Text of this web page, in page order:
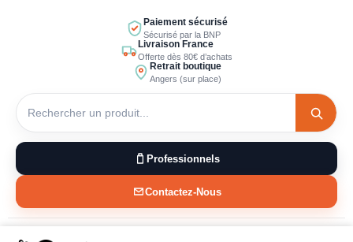
Paiement sécurisé
Sécurisé par la BNP
Livraison France
Offerte dès 80€ d’achats
Retrait boutique
Angers (sur place)
Professionnels
Contactez-Nous